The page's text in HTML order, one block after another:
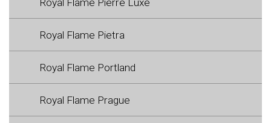
Royal Flame Pietra
Royal Flame Portland
Royal Flame Prague